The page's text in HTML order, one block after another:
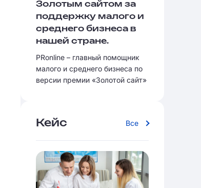
Золотым сайтом за
поддержку малого и
среднего бизнеса в
нашей стране.
PRonline – главный помощник
малого и среднего бизнеса по
версии премии «Золотой сайт»
Кейс Все